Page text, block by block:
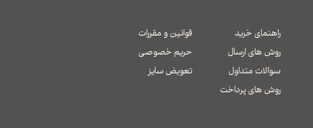
راهنمای خرید
روش های ارسال
سوالات متداول
​​​​​​​روش های پرداخت
قوانین و مقررات
حریم خصوصی
تعویض سایز